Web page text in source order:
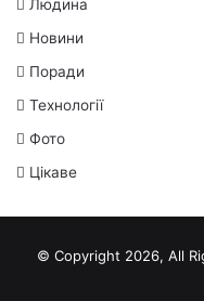
Людина
Новини
Поради
Технології
Фото
Цікаве
© Copyright 2026, All